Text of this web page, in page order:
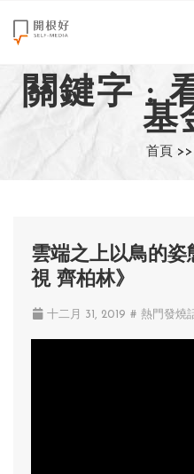
來點正能量
世界在想什麼
創造美好生活
職場商業經濟
影片專區
關鍵字 :
基
首頁 >>
雲端之上以鳥的
視 齊柏林》
十二月 31, 2019 # 熱門發燒